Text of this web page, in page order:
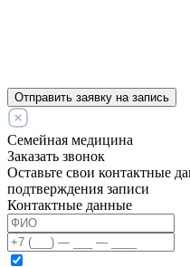
Отправить заявку на запись
Семейная медицина
Заказать звонок
Оставьте свои контактные
подтверждения записи
Контактные данные